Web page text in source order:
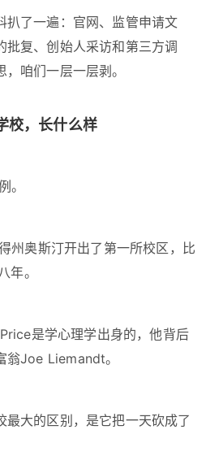
扒了一遍：官网、监管申请文
批复、创始人采访和第三方调
咱们一层一层剥。
校，长什么样
。
州奥斯汀开出了第一所校区，比
年。
是学心理学出身的，他背后
翁Joe Liemandt。
最大的区别，是它把一天砍成了